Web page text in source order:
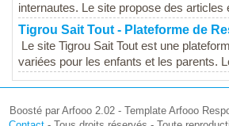
internautes. Le site propose des
Tigrou Sait Tout - Plateforme de
Le site Tigrou Sait Tout est une
variées pour les enfants et les parents.
Boosté par Arfooo 2.02 - Template Arfooo